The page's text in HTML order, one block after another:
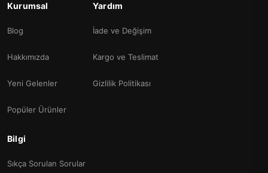
Kurumsal
Blog
Hakkımızda
Yeni Gelenler
Popüler Ürünler
Yardım
İade ve Değişim
Kargo ve Teslimat
Gizlilik Politikası
Bilgi
Sıkça Sorulan Sorular